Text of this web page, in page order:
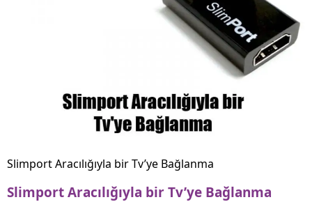
Slimport Aracılığıyla bir Tv’ye Bağlanma
SlimportAracılığıyla birTv’ye Bağlanma